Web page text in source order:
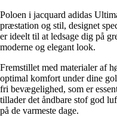
Poloen i jacquard adidas
præstation og stil, designet
er ideelt til at ledsage dig på
moderne og elegant look.
Fremstillet med materialer af
optimal komfort under dine
fri bevægelighed, som er
tillader det åndbare stof god
på de varmeste dage.